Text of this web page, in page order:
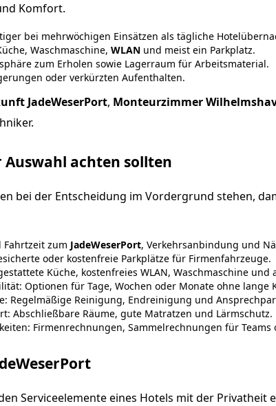
Komfort.
bei mehrwöchigen Einsätzen als tägliche
Waschmaschine, WLAN und meist ein Parkplatz.
zum Erholen sowie Lagerraum für Arbeitsmaterial.
oder verkürzten Aufenthalten.
JadeWeserPort, Monteurzimmer
Auswahl achten sollten
bei der Entscheidung im Vordergrund stehen,
Fahrtzeit zum JadeWeserPort, Verkehrsanbindung und
oder kostenfreie Parkplätze für Firmenfahrzeuge.
Küche, kostenfreies WLAN, Waschmaschine und
Optionen für Tage, Wochen oder Monate ohne lange
Regelmäßige Reinigung, Endreinigung und
Abschließbare Räume, gute Matratzen und Lärmschutz.
Firmenrechnungen, Sammelrechnungen für
Serviceelemente eines Hotels mit der